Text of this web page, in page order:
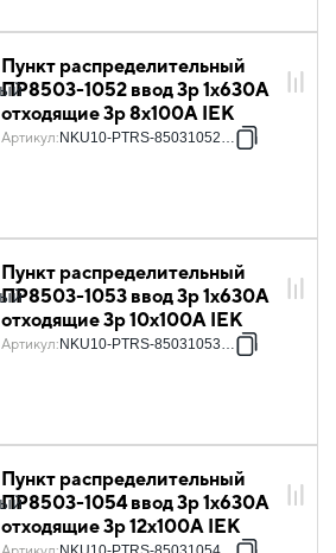
Пункт распределительный
ПР8503-1052 ввод 3p 1х630А
отходящие 3p 8х100А IEK
Артикул: NKU10-PTRS-85031052-01
Пункт распределительный
ПР8503-1053 ввод 3p 1х630А
отходящие 3p 10х100А IEK
Артикул: NKU10-PTRS-85031053-01
Пункт распределительный
ПР8503-1054 ввод 3p 1х630А
отходящие 3p 12х100А IEK